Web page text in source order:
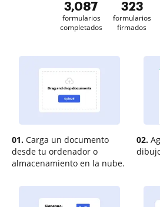
3,087
formularios
completados
323
formularios
firmados
01. Carga un documento
desde tu ordenador o
almacenamiento en la nube.
02.